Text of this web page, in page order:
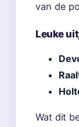
van de
Leuke
Wat dit